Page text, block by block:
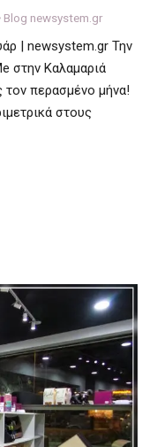
Blog newsystem.gr
| newsystem.gr Την
στην Καλαμαριά
τον περασμένο μήνα!
στους